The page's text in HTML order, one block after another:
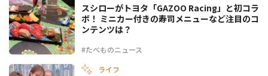
#たべものニュース
スシローがトヨタ「GAZOO Racing」と初コラ
ボ！ ミニカー付きの寿司メニューなど注目のコ
ンテンツは？
ライフ